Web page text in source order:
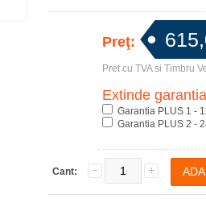
Preţ:
Pret cu TVA si Timbru
Extinde garantia
Garantia PLUS 1 -
Garantia PLUS 2 -
Cant: